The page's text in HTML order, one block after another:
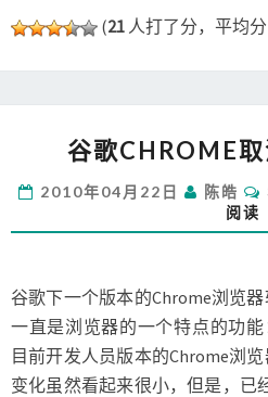
(21 人打了分，平均分
歌
取
消”
谷歌CHROME
2010年04月22日 陈皓
阅读
谷歌下一个版本的Chrome浏览
一直是浏览器的一个特点的功能
目前开发人员版本的Chrome浏
变化虽然看起来很小，但是，已